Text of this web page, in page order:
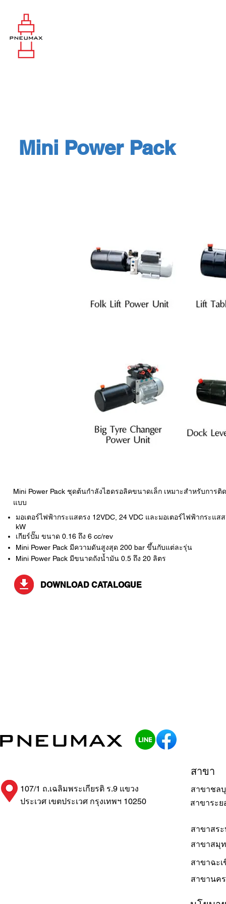
Mini Power Pack
Mini Power Pack ชุดต้นกำลังไฮดรอลิคขนาดเล็ก เหมาะสำหรับการ
แบบ
มอเตอร์ไฟฟ้ากระแสตรง 12VDC, 24 VDC และมอเตอร์ไฟฟ้ากระแ
kW
เกียร์ปั๊ม ขนาด 0.16 ถึง 6 cc/rev
Mini Power Pack มีความดันสูงสุด 200 bar ขึ้นกับแต่ละรุ่น
Mini Power Pack มีขนาดถังน้ำมัน 0.5 ถึง 20 ลิตร
DOWNLOAD CATALOGUE
สาขาระย
107/1 ถ.เฉลิมพระเกียรติ ร.9 แขวง
ประเวศ เขตประเวศ กรุงเทพฯ 10250
สาขา
สาขาสร
สาขาชล
สาขาสมุ
สาขาฉะเ
สาขานค